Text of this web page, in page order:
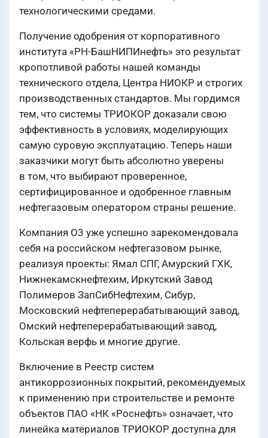
технологическими средами.
Получение одобрения от корпоративного
института «РН-БашНИПИнефть» это результат
кропотливой работы нашей команды
технического отдела, Центра НИОКР и строгих
производственных стандартов. Мы гордимся
тем, что системы ТРИОКОР доказали свою
эффективность в условиях, моделирующих
самую суровую эксплуатацию. Теперь наши
заказчики могут быть абсолютно уверены
в том, что выбирают проверенное,
сертифицированное и одобренное главным
нефтегазовым оператором страны решение.
Компания О3 уже успешно зарекомендовала
себя на российском нефтегазовом рынке,
реализуя проекты: Ямал СПГ, Амурский ГХК,
Нижнекамскнефтехим, Иркутский Завод
Полимеров ЗапСибНефтехим, Сибур,
Московский нефтеперерабатывающий завод,
Омский нефтеперерабатывающий завод,
Кольская верфь и многие другие.
Включение в Реестр систем
антикоррозионных покрытий, рекомендуемых
к применению при строительстве и ремонте
объектов ПАО «НК «Роснефть» означает, что
линейка материалов ТРИОКОР доступна для